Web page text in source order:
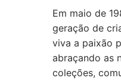
Em maio de
geração de
viva a paixão
abraçando as
coleções,